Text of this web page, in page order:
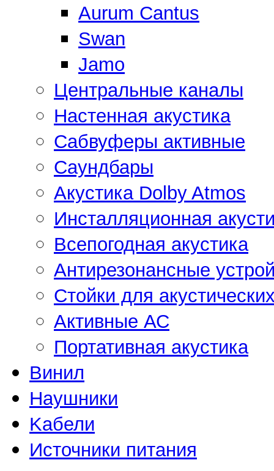
Aurum Cantus
Swan
Jamo
Центральные каналы
Настенная акустика
Сабвуферы активные
Саундбары
Акустика Dolby Atmos
Инсталляционная
Всепогодная акустика
Антирезонансные
Стойки для
Активные АС
Портативная акустика
Винил
Наушники
Kабели
Источники питания